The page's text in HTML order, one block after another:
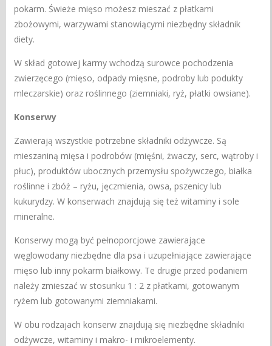
pokarm. Świeże mięso możesz mieszać z płatkami
zbożowymi, warzywami stanowiącymi niezbędny składnik
diety.
W skład gotowej karmy wchodzą surowce pochodzenia
zwierzęcego (mięso, odpady mięsne, podroby lub podukty
mleczarskie) oraz roślinnego (ziemniaki, ryż, płatki owsiane).
Konserwy
Zawierają wszystkie potrzebne składniki odżywcze. Są
mieszaniną mięsa i podrobów (mięśni, żwaczy, serc, wątroby i
płuc), produktów ubocznych przemysłu spożywczego, białka
roślinne i zbóż – ryżu, jęczmienia, owsa, pszenicy lub
kukurydzy. W konserwach znajdują się też witaminy i sole
mineralne.
Konserwy mogą być pełnoporcjowe zawierające
węglowodany niezbędne dla psa i uzupełniające zawierające
mięso lub inny pokarm białkowy. Te drugie przed podaniem
należy zmieszać w stosunku 1 : 2 z płatkami, gotowanym
ryżem lub gotowanymi ziemniakami.
W obu rodzajach konserw znajdują się niezbędne składniki
odżywcze, witaminy i makro- i mikroelementy.